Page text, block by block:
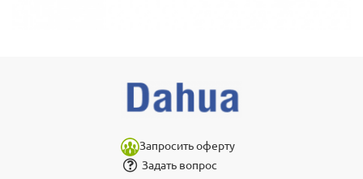
Запросить оферту
Задать вопрос